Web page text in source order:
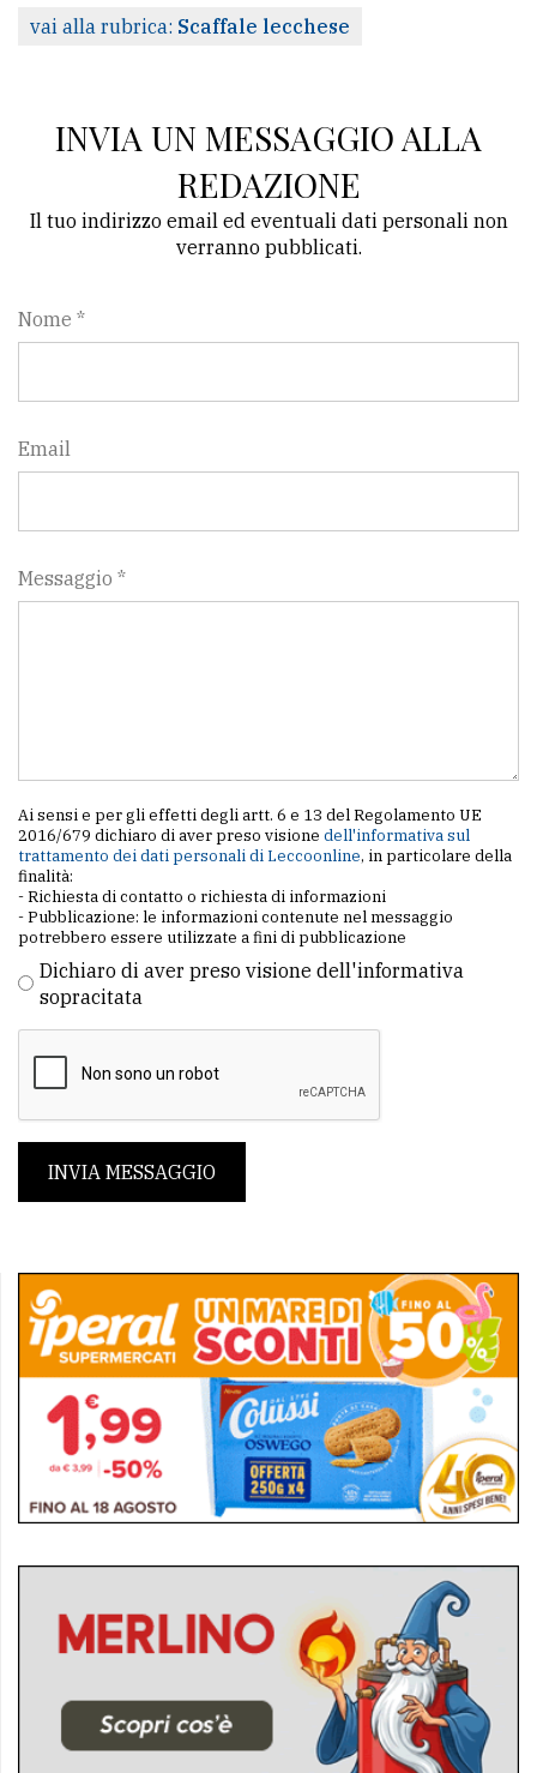
vai alla rubrica: Scaffale lecchese
INVIA UN MESSAGGIO ALLA
REDAZIONE
Il tuo indirizzo email ed eventuali dati personali non
verranno pubblicati.
Nome *
Email
Messaggio *
Ai sensi e per gli effetti degli artt. 6 e 13 del Regolamento UE
2016/679 dichiaro di aver preso visione dell'informativa sul
trattamento dei dati personali di Leccoonline, in particolare della
finalità:
- Richiesta di contatto o richiesta di informazioni
- Pubblicazione: le informazioni contenute nel messaggio
potrebbero essere utilizzate a fini di pubblicazione
Dichiaro di aver preso visione dell'informativa
sopracitata
INVIA MESSAGGIO